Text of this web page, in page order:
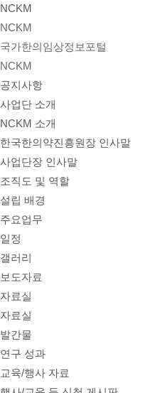
NCKM
NCKM
국가한의임상정보포털
NCKM
공지사항
사업단 소개
NCKM 소개
한국한의약진흥원장 인사말
사업단장 인사말
조직도 및 역할
설립 배경
주요업무
일정
갤러리
보도자료
자료실
자료실
발간물
연구 성과
교육/행사 자료